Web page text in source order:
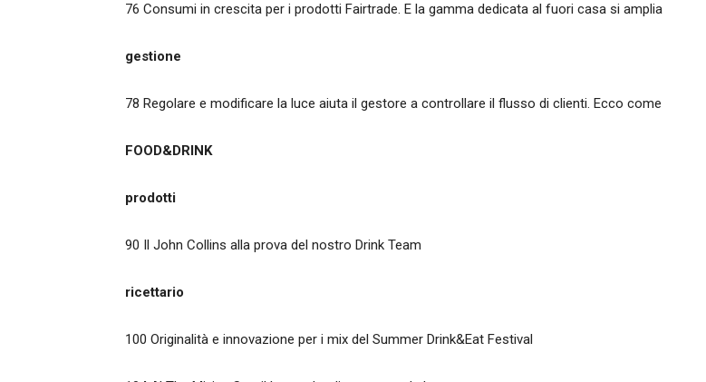
76 Consumi in crescita per i prodotti Fairtrade. E la gamma dedicata al fuori casa si amplia
gestione
78 Regolare e modificare la luce aiuta il gestore a controllare il flusso di clienti. Ecco come
FOOD&DRINK
prodotti
90 Il John Collins alla prova del nostro Drink Team
ricettario
100 Originalità e innovazione per i mix del Summer Drink&Eat Festival